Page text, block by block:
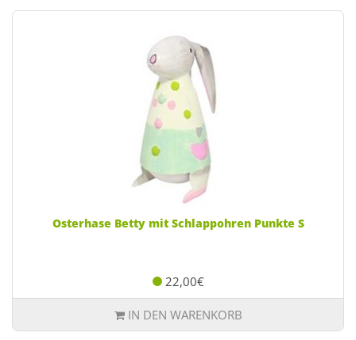
Osterhase Betty mit Schlappohren Punkte S
22,00€
IN DEN WARENKORB